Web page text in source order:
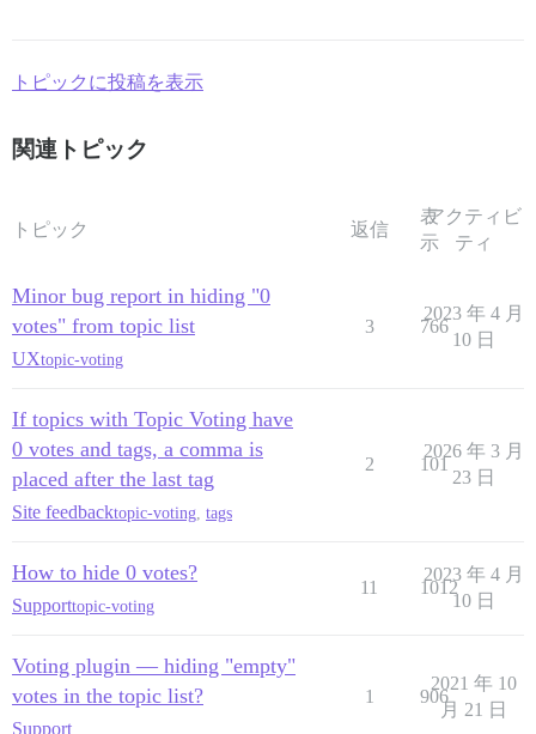
トピックに投稿を表示
関連トピック
トピック 返信
表
示
アクティビ
ティ
Minor bug report in hiding "0
votes" from topic list
UXtopic-voting
3 766
2023 年 4 月
10 日
If topics with Topic Voting have
0 votes and tags, a comma is
placed after the last tag
Site feedbacktopic-voting tags
2 101
2026 年 3 月
23 日
How to hide 0 votes?
Supporttopic-voting
11 1012
2023 年 4 月
10 日
Voting plugin — hiding "empty"
votes in the topic list?
Support
1 906
2021 年 10
月 21 日